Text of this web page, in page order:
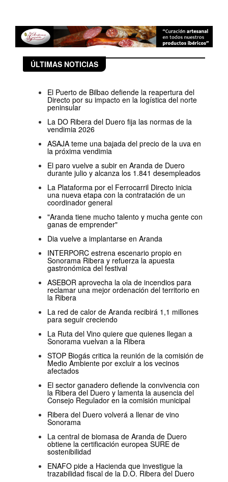
ÚLTIMAS NOTICIAS
El Puerto de Bilbao defiende la reapertura del
Directo por su impacto en la logística del norte
peninsular
La DO Ribera del Duero fija las normas de la
vendimia 2026
ASAJA teme una bajada del precio de la uva en
la próxima vendimia
El paro vuelve a subir en Aranda de Duero
durante julio y alcanza los 1.841 desempleados
La Plataforma por el Ferrocarril Directo inicia
una nueva etapa con la contratación de un
coordinador general
"Aranda tiene mucho talento y mucha gente con
ganas de emprender"
Dia vuelve a implantarse en Aranda
INTERPORC estrena escenario propio en
Sonorama Ribera y refuerza la apuesta
gastronómica del festival
ASEBOR aprovecha la ola de incendios para
reclamar una mejor ordenación del territorio en
la Ribera
La red de calor de Aranda recibirá 1,1 millones
para seguir creciendo
La Ruta del Vino quiere que quienes llegan a
Sonorama vuelvan a la Ribera
STOP Biogás critica la reunión de la comisión de
Medio Ambiente por excluir a los vecinos
afectados
El sector ganadero defiende la convivencia con
la Ribera del Duero y lamenta la ausencia del
Consejo Regulador en la comisión municipal
Ribera del Duero volverá a llenar de vino
Sonorama
La central de biomasa de Aranda de Duero
obtiene la certificación europea SURE de
sostenibilidad
ENAFO pide a Hacienda que investigue la
trazabilidad fiscal de la D.O. Ribera del Duero